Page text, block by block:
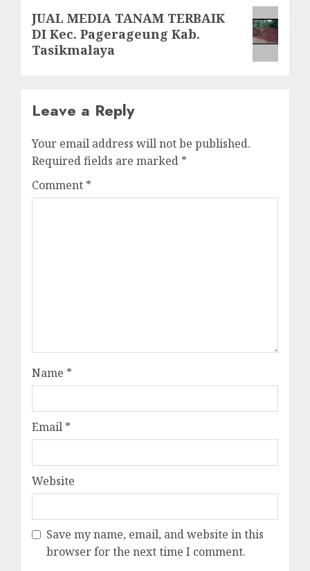
Next
post:
JUAL MEDIA TANAM TERBAIK
DI Kec. Pagerageung Kab.
Tasikmalaya
Leave a Reply
Your email address will not be published.
Required fields are marked *
Comment *
Name *
Email *
Website
Save my name, email, and website in this
browser for the next time I comment.